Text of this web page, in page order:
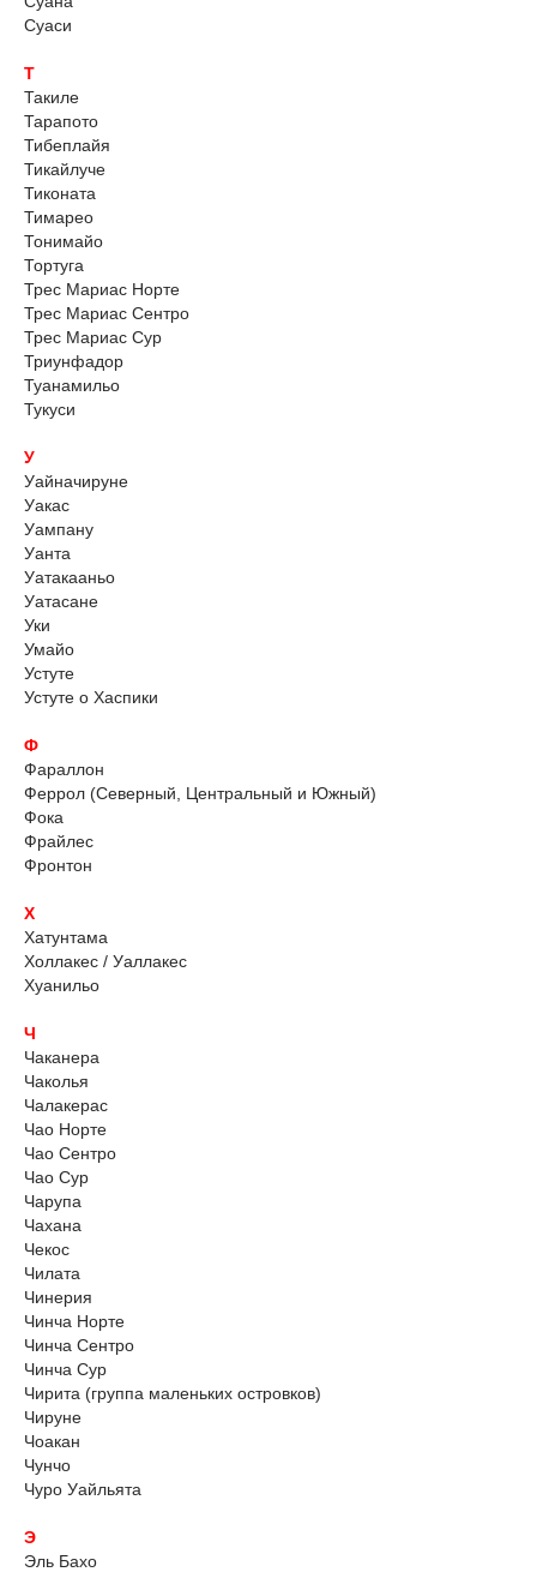
Суаси
Т
Такиле
Тарапото
Тибеплайя
Тикайлуче
Тиконата
Тимарео
Тонимайо
Тортуга
Трес Мариас Норте
Трес Мариас Сентро
Трес Мариас Сур
Триунфадор
Туанамильо
Тукуси
У
Уайначируне
Уакас
Уампану
Уанта
Уатакааньо
Уатасане
Уки
Умайо
Устуте
Устуте о Хаспики
Ф
Фараллон
Феррол (Северный, Центральный и Южный)
Фока
Фрайлес
Фронтон
Х
Хатунтама
Холлакес / Уаллакес
Хуанильо
Ч
Чаканера
Чаколья
Чалакерас
Чао Норте
Чао Сентро
Чао Сур
Чарупа
Чахана
Чекос
Чилата
Чинерия
Чинча Норте
Чинча Сентро
Чинча Сур
Чирита (группа маленьких островков)
Чируне
Чоакан
Чунчо
Чуро Уайльята
Э
Эль Бахо